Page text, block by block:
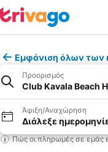
Εμφάνιση όλων των
Προορισμός
Club Kavala Beach
Άφιξη/Αναχώρηση
Διάλεξε
Πώς οι πληρωμές σε εμάς